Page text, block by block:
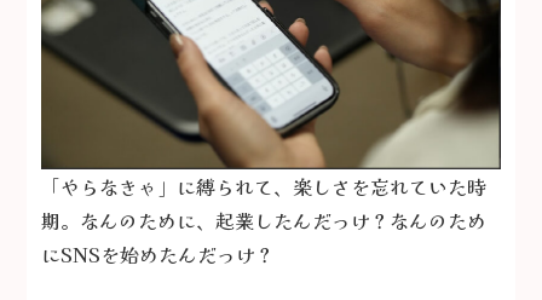
「やらなきゃ」に縛られて、楽しさを忘れていた時
期。 なんのために、起業したんだっけ？ なんのため
にSNSを始めたんだっけ？